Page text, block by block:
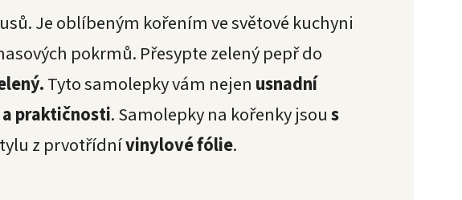
Je oblíbeným kořením ve světové kuchyni
pokrmů. Přesypte zelený pepř do
Tyto samolepky vám nejen usnadní
praktičnosti. Samolepky na kořenky jsous
z prvotřídnívinylové fólie.